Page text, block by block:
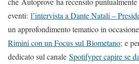
eventi: l’intervista a Dante Natali –
un approfondimento tematico in
Rimini con un Focus sul Biometano; e
dedicato sul canale Spotifyper capire se